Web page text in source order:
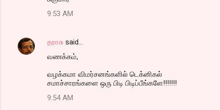
9:53 AM
தராசு said…
வணக்கம்,
வழக்கமா விமர்சனங்களில் டெக்னிகல்
சமாச்சாரங்களை ஒரு பிடி பிடிப்பீங்களே!!!!!!!
9:54 AM